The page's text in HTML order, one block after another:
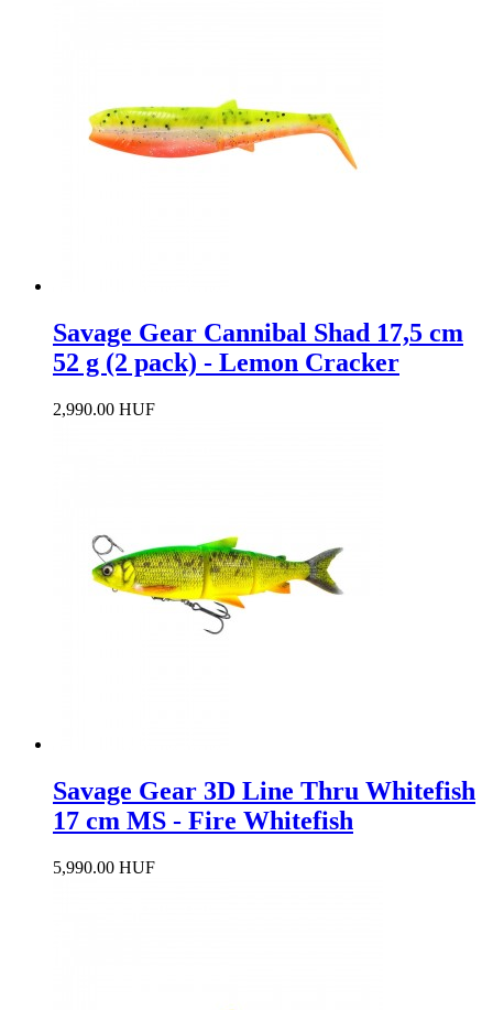
Savage Gear Cannibal Shad 17,5 cm
52 g (2 pack) - Lemon Cracker
2,990.00 HUF
Savage Gear 3D Line Thru Whitefish
17 cm MS - Fire Whitefish
5,990.00 HUF